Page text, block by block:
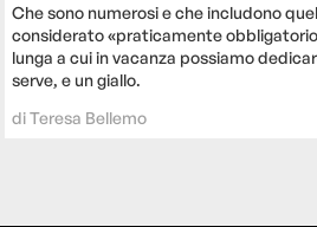
Che sono numerosi e che includono
considerato «praticamente
lunga a cui in vacanza possiamo
serve, e un giallo.
diTeresa Bellemo